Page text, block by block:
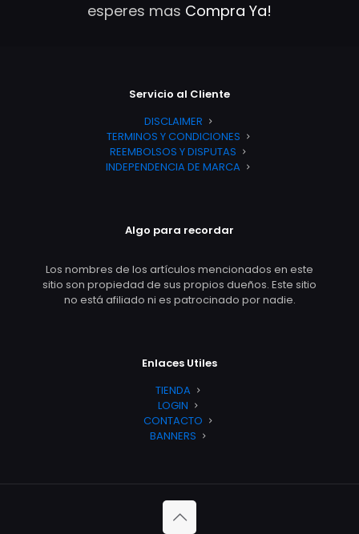
esperes mas Compra Ya!
Servicio al Cliente
DISCLAIMER
TERMINOS Y CONDICIONES
REEMBOLSOS Y DISPUTAS
INDEPENDENCIA DE MARCA
Algo para recordar
Los nombres de los artículos mencionados en este
sitio son propiedad de sus propios dueños. Este sitio
no está afiliado ni es patrocinado por nadie.
Enlaces Utiles
TIENDA
LOGIN
CONTACTO
BANNERS